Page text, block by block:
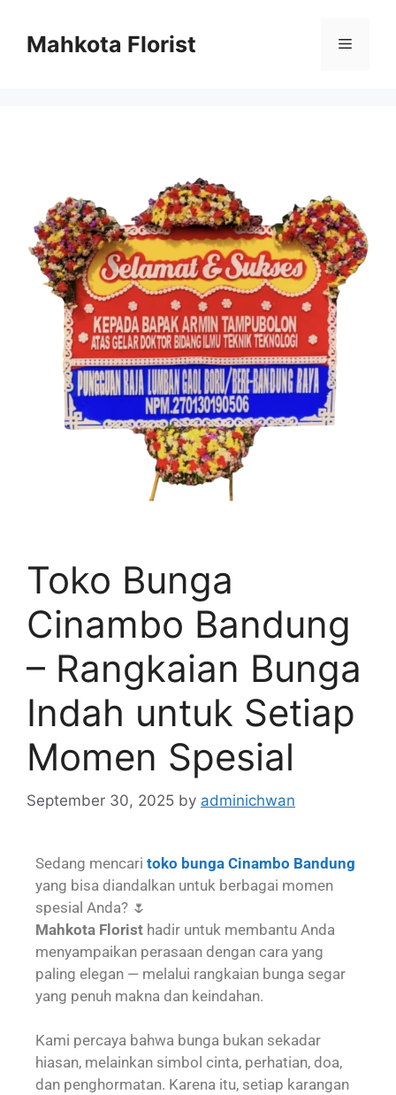
Mahkota Florist
Toko Bunga
Cinambo Bandung
– Rangkaian Bunga
Indah untuk Setiap
Momen Spesial
September 30, 2025 by adminichwan
Sedang mencari toko bunga Cinambo Bandung
yang bisa diandalkan untuk berbagai momen
spesial Anda? 🌷
Mahkota Florist hadir untuk membantu Anda
menyampaikan perasaan dengan cara yang
paling elegan — melalui rangkaian bunga segar
yang penuh makna dan keindahan.
Kami percaya bahwa bunga bukan sekadar
hiasan, melainkan simbol cinta, perhatian, doa,
dan penghormatan. Karena itu, setiap karangan